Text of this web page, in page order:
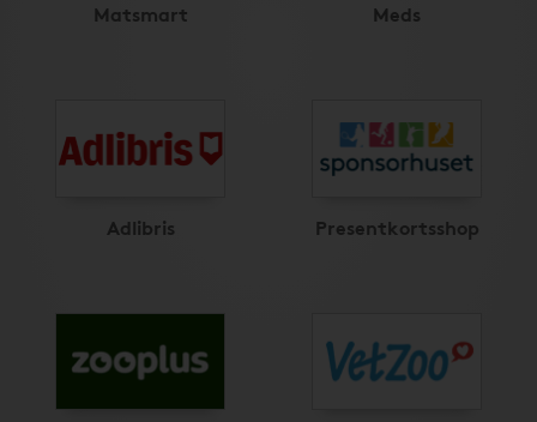
Matsmart Meds
Adlibris Presentkortsshop